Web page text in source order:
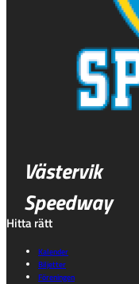
Västervik
Speedway
Hitta rätt
Kalender
Biljetter
Föreningen